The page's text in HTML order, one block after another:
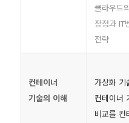
클라우드의
장점과 IT
전략
컨테이너
기술의 이해
가상화 기
컨테이너
비교를 컨